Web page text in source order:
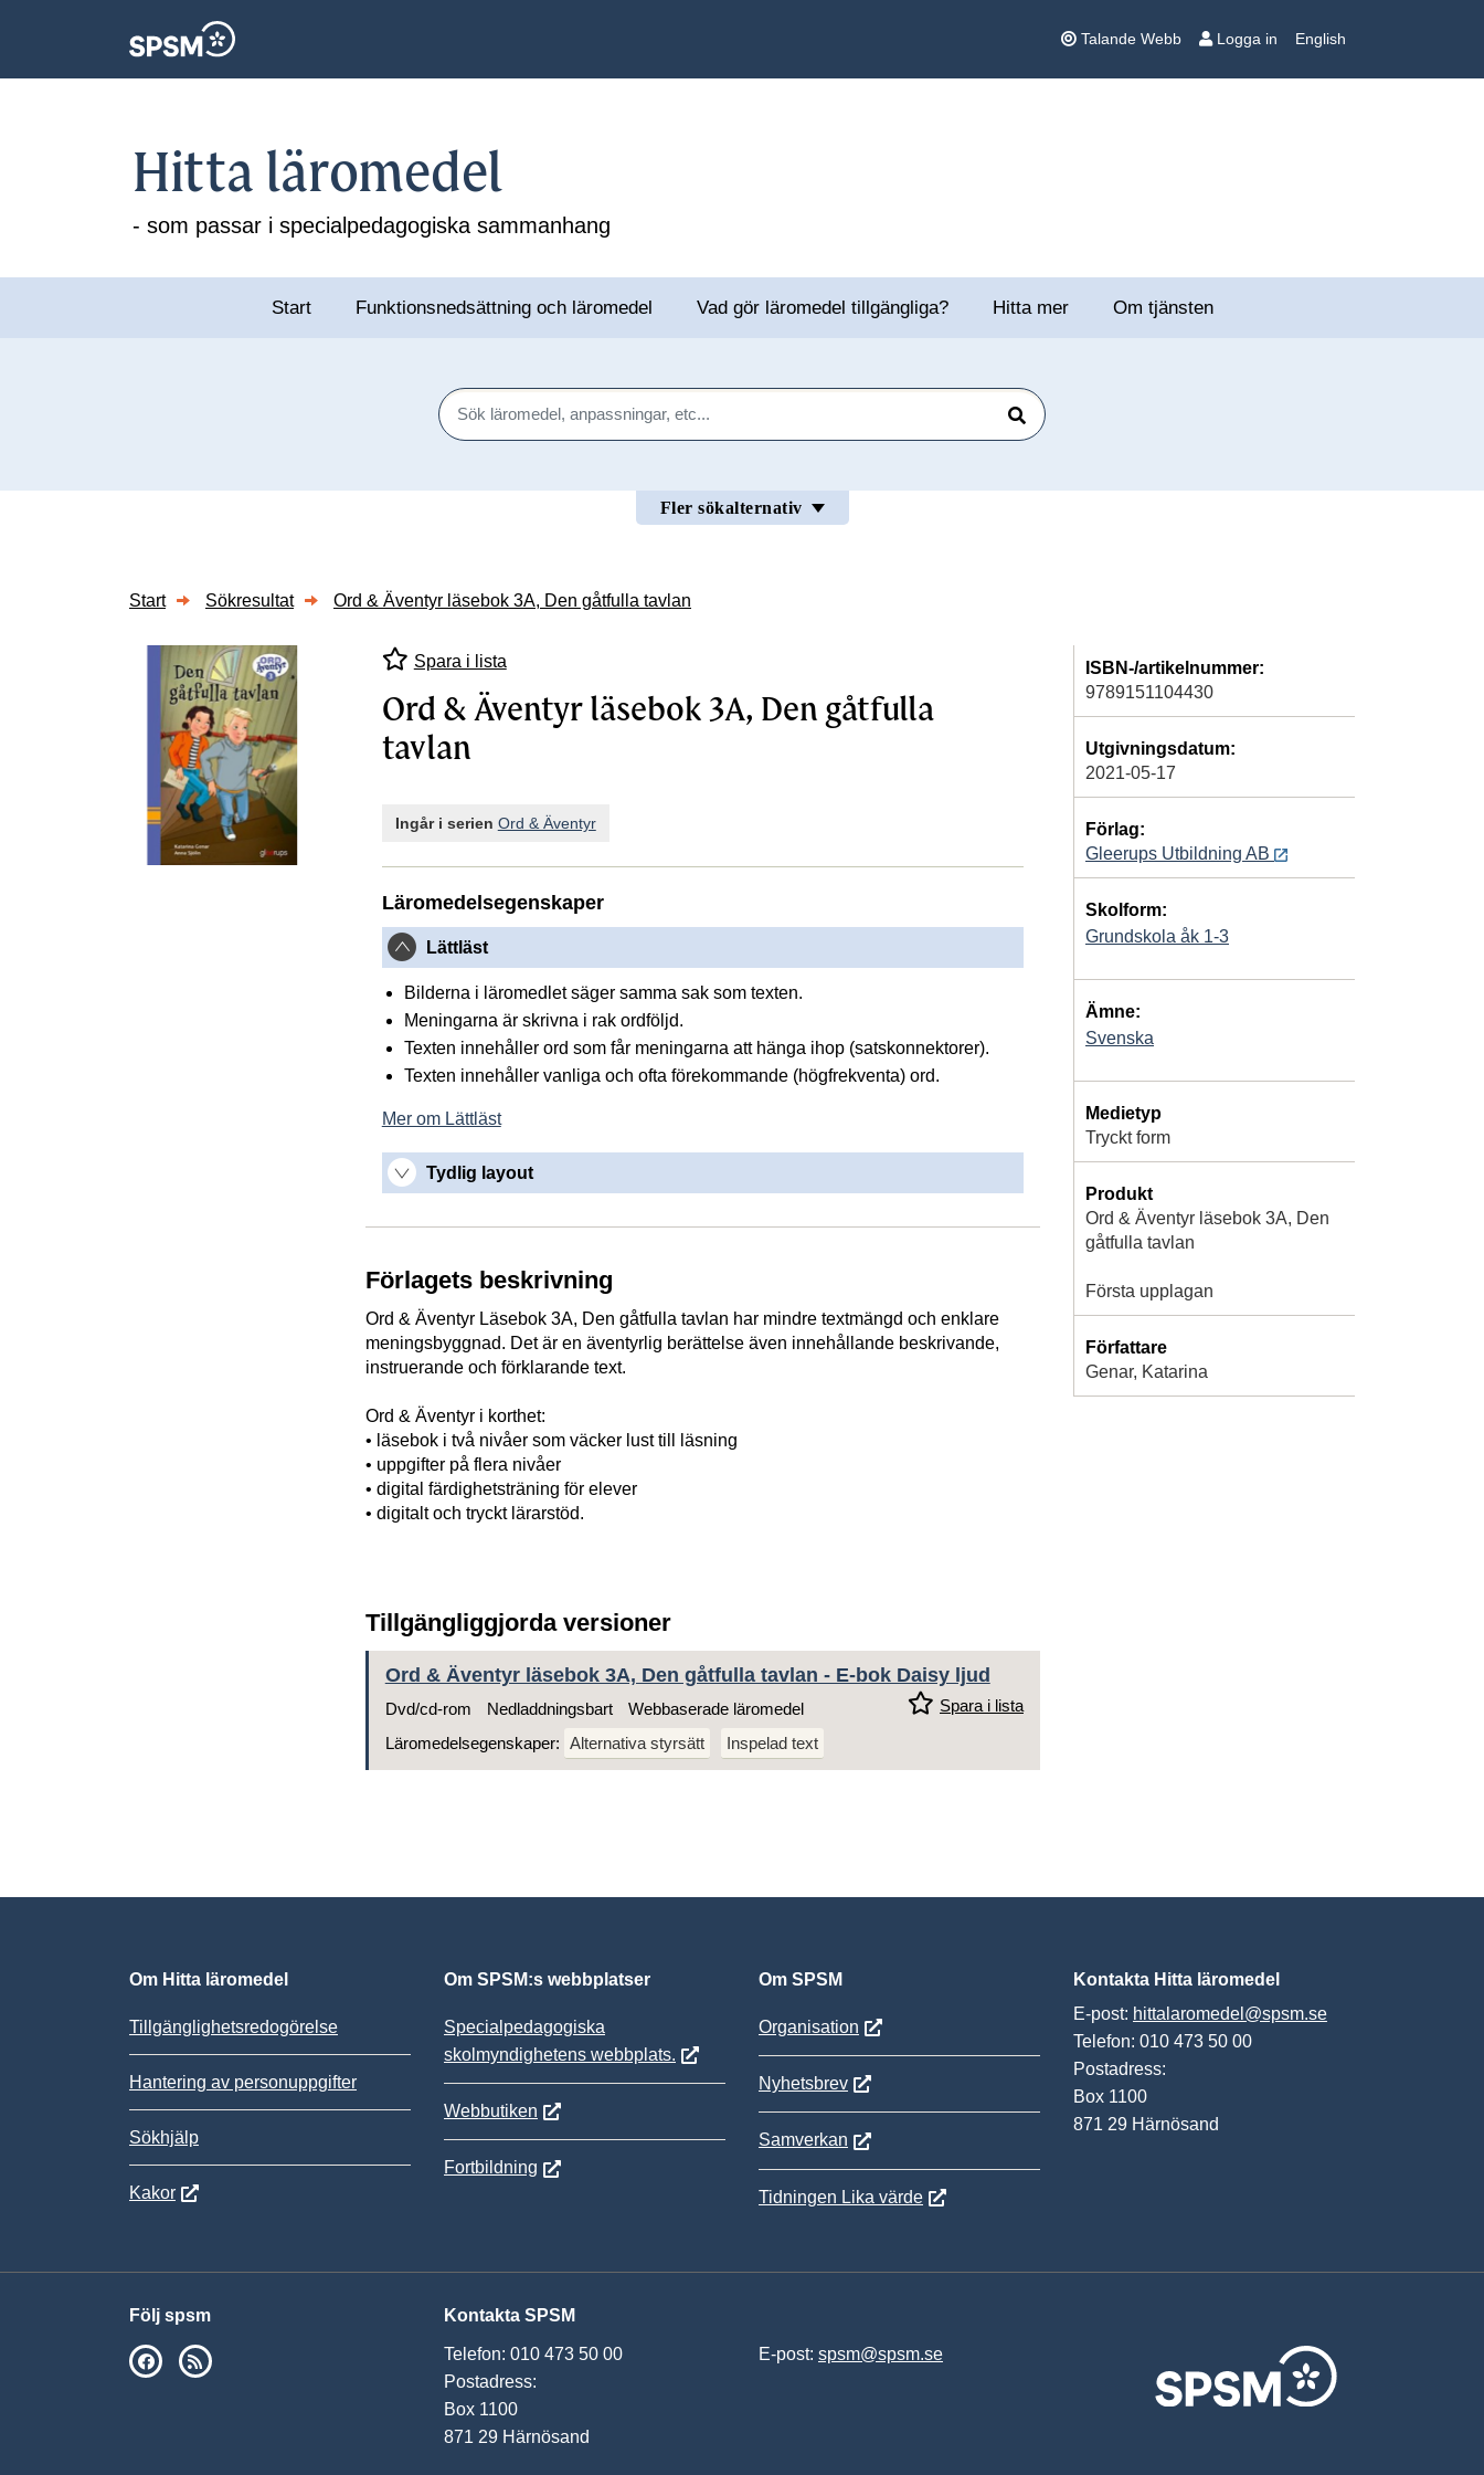
Talande Webb Logga in English
Hitta läromedel
- som passar i specialpedagogiska sammanhang
Start Funktionsnedsättning och läromedel Vad gör läromedel tillgängliga? Hitta mer Om tjänsten
Sök
Sök
Fler sökalternativ
Start Sökresultat Ord & Äventyr läsebok 3A, Den gåtfulla tavlan
Spara i lista
Ord & Äventyr läsebok 3A, Den gåtfulla
tavlan
Ingår i serien Ord & Äventyr
Läromedelsegenskaper
Lättläst
Bilderna i läromedlet säger samma sak som texten.
Meningarna är skrivna i rak ordföljd.
Texten innehåller ord som får meningarna att hänga ihop (satskonnektorer).
Texten innehåller vanliga och ofta förekommande (högfrekventa) ord.
Mer om Lättläst
Tydlig layout
Förlagets beskrivning
Ord & Äventyr Läsebok 3A, Den gåtfulla tavlan har mindre textmängd och enklare
meningsbyggnad. Det är en äventyrlig berättelse även innehållande beskrivande,
instruerande och förklarande text.
Ord & Äventyr i korthet:
• läsebok i två nivåer som väcker lust till läsning
• uppgifter på flera nivåer
• digital färdighetsträning för elever
• digitalt och tryckt lärarstöd.
Tillgängliggjorda versioner
Ord & Äventyr läsebok 3A, Den gåtfulla tavlan - E-bok Daisy ljud
Spara i lista
Dvd/cd-rom Nedladdningsbart
Webbaserade läromedel
Läromedelsegenskaper: Alternativa styrsätt Inspelad text
ISBN-/artikelnummer:
9789151104430
Utgivningsdatum:
2021-05-17
Förlag:
Gleerups Utbildning AB
Skolform:
Grundskola åk 1-3
Ämne:
Svenska
Medietyp
Tryckt form
Produkt
Ord & Äventyr läsebok 3A, Den
gåtfulla tavlan
Första upplagan
Författare
Genar, Katarina
Om Hitta läromedel
Tillgänglighetsredogörelse
Hantering av personuppgifter
Sökhjälp
Kakor
Om SPSM:s webbplatser
Specialpedagogiska
skolmyndighetens webbplats.
Webbutiken
Fortbildning
Om SPSM
Organisation
Nyhetsbrev
Samverkan
Tidningen Lika värde
Kontakta Hitta läromedel
E-post: hittalaromedel@spsm.se
Telefon: 010 473 50 00
Postadress:
Box 1100
871 29 Härnösand
Följ spsm
SPSM på Facebook
Kontakta SPSM
Telefon: 010 473 50 00
Postadress:
Box 1100
871 29 Härnösand
E-post: spsm@spsm.se